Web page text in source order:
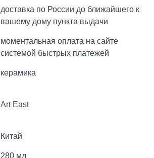
доставка по России до ближайшего к
вашему дому пункта выдачи
моментальная оплата на сайте
системой быстрых платежей
керамика
Art East
Китай
280 мл